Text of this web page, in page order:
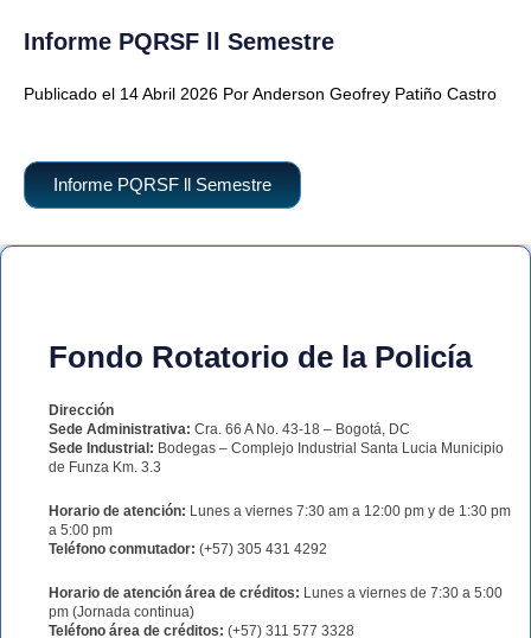
Informe PQRSF ll Semestre
Publicado el 14 Abril 2026 Por Anderson Geofrey Patiño Castro
Informe PQRSF ll Semestre
Fondo Rotatorio de la Policía
Dirección
Sede Administrativa: Cra. 66 A No. 43-18 – Bogotá, DC
Sede Industrial: Bodegas – Complejo Industrial Santa Lucia Municipio
de Funza Km. 3.3
Horario de atención: Lunes a viernes 7:30 am a 12:00 pm y de 1:30 pm
a 5:00 pm
Teléfono conmutador: (+57) 305 431 4292
Horario de atención área de créditos: Lunes a viernes de 7:30 a 5:00
pm (Jornada continua)
Teléfono área de créditos: (+57) 311 577 3328